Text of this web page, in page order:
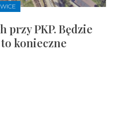
przy PKP. Będzie
konieczne